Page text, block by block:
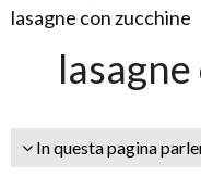
lasagne con zucchine
In questa pagina